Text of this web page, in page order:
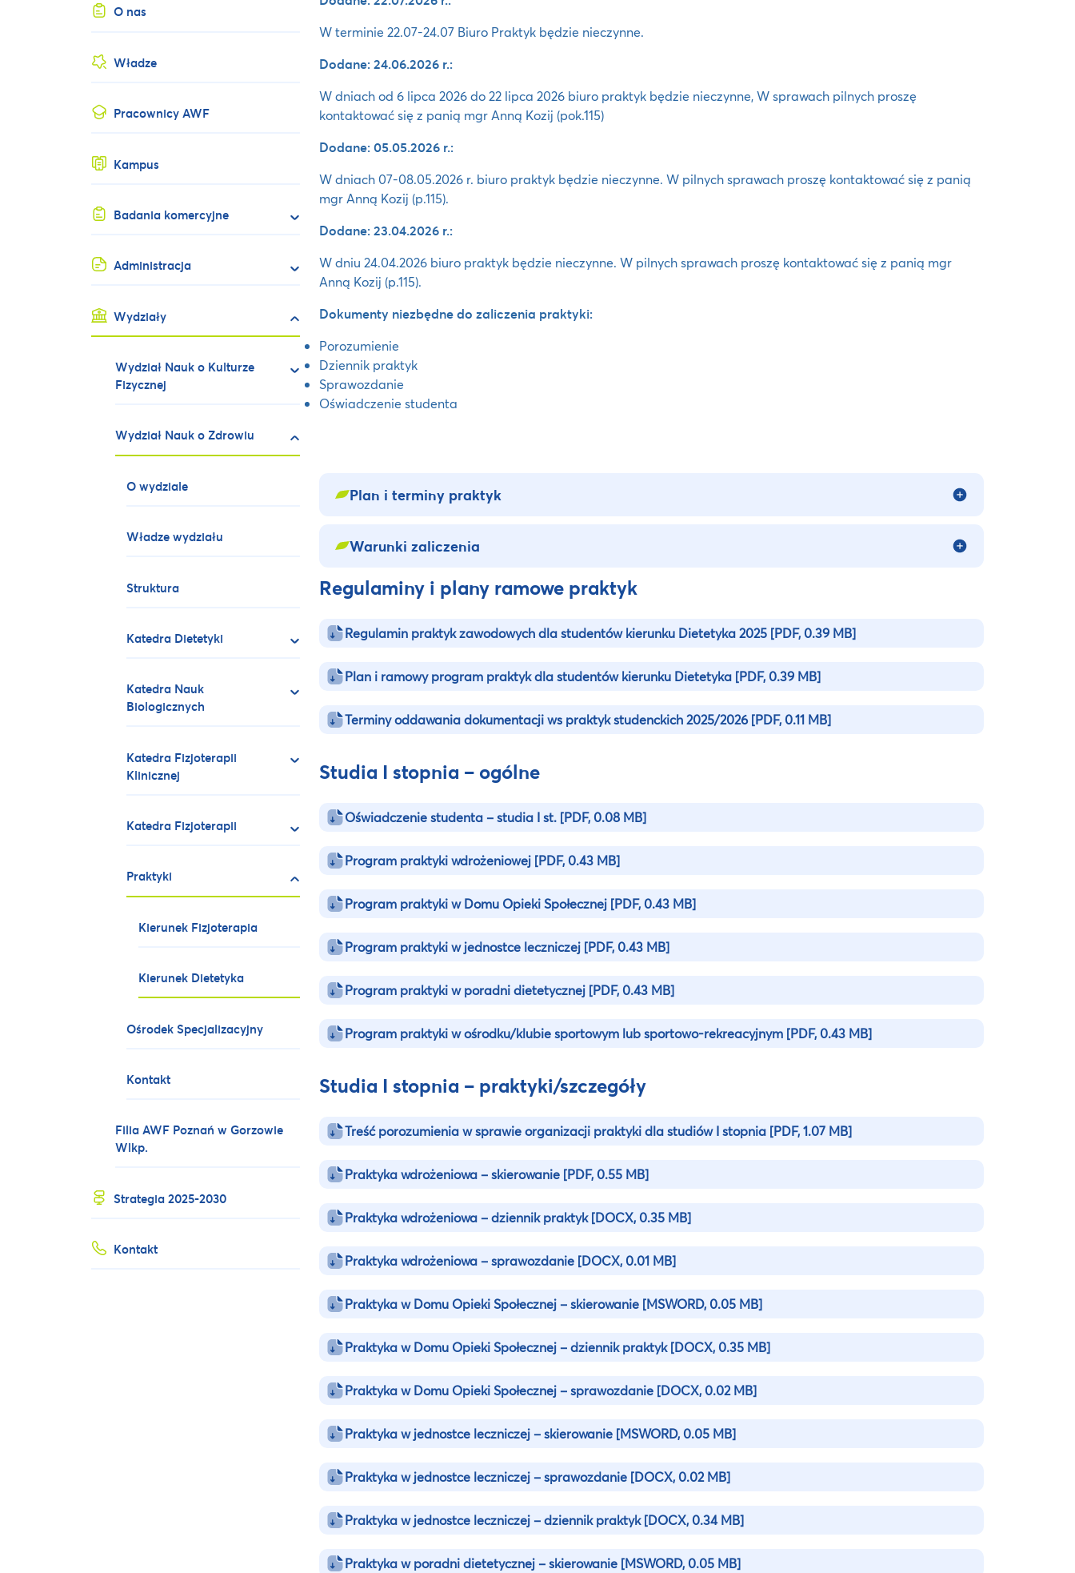
O nas
Władze
Pracownicy AWF
Kampus
Badania komercyjne
Administracja
Wydziały
Wydział Nauk o Kulturze
Fizycznej
Wydział Nauk o Zdrowiu
O wydziale
Władze wydziału
Struktura
Katedra Dietetyki
Katedra Nauk
Biologicznych
Katedra Fizjoterapii
Klinicznej
Katedra Fizjoterapii
Praktyki
Kierunek Fizjoterapia
Kierunek Dietetyka
Ośrodek Specjalizacyjny
Kontakt
Filia AWF Poznań w Gorzowie
Wlkp.
Strategia 2025-2030
Kontakt
W terminie 22.07-24.07 Biuro Praktyk będzie nieczynne.
Dodane: 24.06.2026 r.:
W dniach od 6 lipca 2026 do 22 lipca 2026 biuro praktyk będzie nieczynne, W sprawach pilnych proszę
kontaktować się z panią mgr Anną Kozij (pok.115)
Dodane: 05.05.2026 r.:
W dniach 07-08.05.2026 r. biuro praktyk będzie nieczynne. W pilnych sprawach proszę kontaktować się z panią
mgr Anną Kozij (p.115).
Dodane: 23.04.2026 r.:
W dniu 24.04.2026 biuro praktyk będzie nieczynne. W pilnych sprawach proszę kontaktować się z panią mgr
Anną Kozij (p.115).
Dokumenty niezbędne do zaliczenia praktyki:
Porozumienie
Dziennik praktyk
Sprawozdanie
Oświadczenie studenta
Plan i terminy praktyk
Warunki zaliczenia
Regulaminy i plany ramowe praktyk
Regulamin praktyk zawodowych dla studentów kierunku Dietetyka 2025 [PDF, 0.39 MB]
Plan i ramowy program praktyk dla studentów kierunku Dietetyka [PDF, 0.39 MB]
Terminy oddawania dokumentacji ws praktyk studenckich 2025/2026[PDF, 0.11 MB]
Studia I stopnia – ogólne
Oświadczenie studenta – studia I st. [PDF, 0.08 MB]
Program praktyki wdrożeniowej [PDF, 0.43 MB]
Program praktyki w Domu Opieki Społecznej [PDF, 0.43 MB]
Program praktyki w jednostce leczniczej [PDF, 0.43 MB]
Program praktyki w poradni dietetycznej [PDF, 0.43 MB]
Program praktyki w ośrodku/klubie sportowym lub sportowo-rekreacyjnym [PDF, 0.43 MB]
Studia I stopnia – praktyki/szczegóły
Treść porozumienia w sprawie organizacji praktyki dla studiów I stopnia [PDF, 1.07 MB]
Praktyka wdrożeniowa – skierowanie [PDF, 0.55 MB]
Praktyka wdrożeniowa – dziennik praktyk[DOCX, 0.35 MB]
Praktyka wdrożeniowa – sprawozdanie [DOCX, 0.01 MB]
Praktyka w Domu Opieki Społecznej – skierowanie [MSWORD, 0.05 MB]
Praktyka w Domu Opieki Społecznej – dziennik praktyk[DOCX, 0.35 MB]
Praktyka w Domu Opieki Społecznej – sprawozdanie [DOCX, 0.02 MB]
Praktyka w jednostce leczniczej – skierowanie [MSWORD, 0.05 MB]
Praktyka w jednostce leczniczej – sprawozdanie [DOCX, 0.02 MB]
Praktyka w jednostce leczniczej – dziennik praktyk[DOCX, 0.34 MB]
Praktyka w poradni dietetycznej – skierowanie [MSWORD, 0.05 MB]